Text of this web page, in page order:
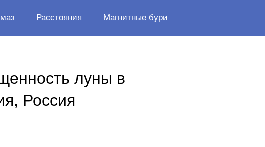
Расстояния Магнитные бури
луны в
Россия